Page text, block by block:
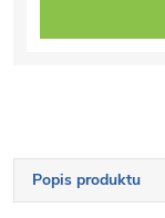
Popis produktu